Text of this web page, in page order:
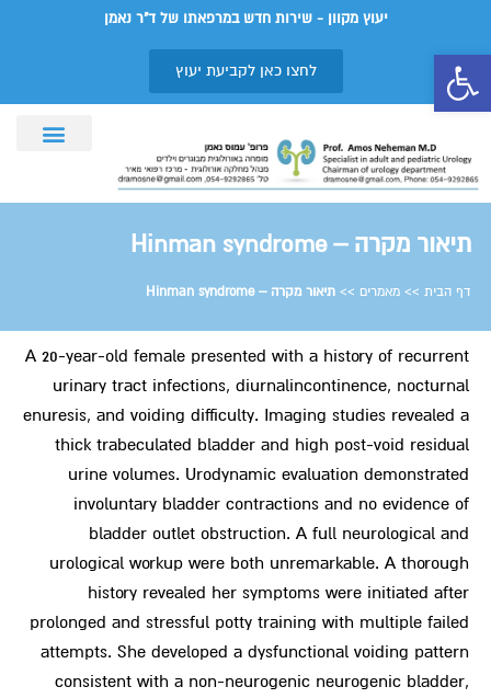
יעוץ מקוון - שירות חדש במרפאתו של ד"ר נאמן
לחצו כאן לקביעת יעוץ
תיאור מקרה – Hinman syndrome
דף הבית >> מאמרים >> תיאור מקרה – Hinman syndrome
A 20-year-old female presented with a history of recurrent
urinary tract infections, diurnalincontinence, nocturnal
enuresis, and voiding difficulty. Imaging studies revealed a
thick trabeculated bladder and high post-void residual
urine volumes. Urodynamic evaluation demonstrated
involuntary bladder contractions and no evidence of
bladder outlet obstruction. A full neurological and
urological workup were both unremarkable. A thorough
history revealed her symptoms were initiated after
prolonged and stressful potty training with multiple failed
attempts. She developed a dysfunctional voiding pattern
consistent with a non-neurogenic neurogenic bladder,
פתח סרגל נגישות